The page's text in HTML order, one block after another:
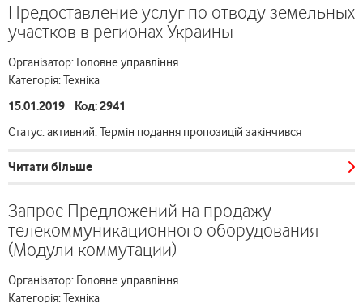
Предоставление услуг по отводу земельных
участков в регионах Украины
Організатор: Головне управління
Категорія: Техніка
15.01.2019 Код: 2941
Статус: активний. Термін подання пропозицій закінчився
Читати більше
Запрос Предложений на продажу
телекоммуникационного оборудования
(Модули коммутации)
Організатор: Головне управління
Категорія: Техніка